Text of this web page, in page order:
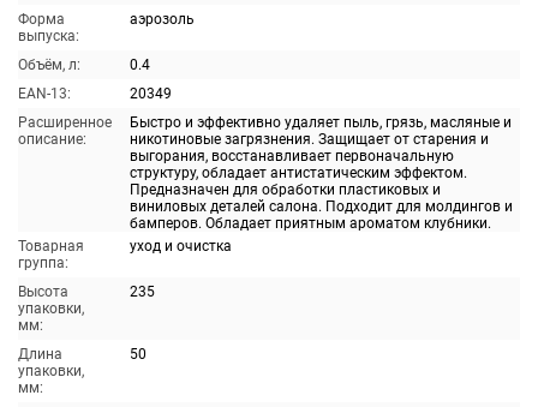
Форма
выпуска:
аэрозоль
Объём, л:
0.4
EAN-13:
20349
Расширенное
описание:
Быстро и эффективно удаляет пыль, грязь, масляные и
никотиновые загрязнения. Защищает от старения и
выгорания, восстанавливает первоначальную
структуру, обладает антистатическим эффектом.
Предназначен для обработки пластиковых и
виниловых деталей салона. Подходит для молдингов и
бамперов. Обладает приятным ароматом клубники.
Товарная
группа:
уход и очистка
Высота
упаковки,
мм:
235
Длина
упаковки,
мм:
50